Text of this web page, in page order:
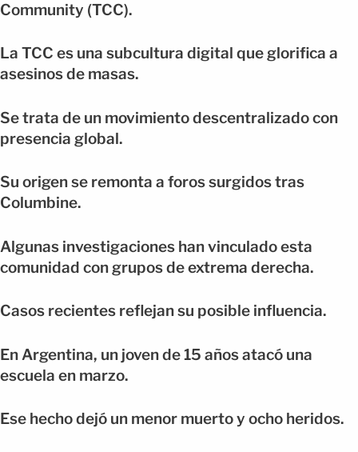
Community (TCC).
La TCC es una subcultura digital que glorifica a
asesinos de masas.
Se trata de un movimiento descentralizado con
presencia global.
Su origen se remonta a foros surgidos tras
Columbine.
Algunas investigaciones han vinculado esta
comunidad con grupos de extrema derecha.
Casos recientes reflejan su posible influencia.
En Argentina, un joven de 15 años atacó una
escuela en marzo.
Ese hecho dejó un menor muerto y ocho heridos.